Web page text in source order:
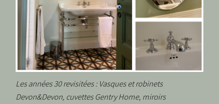
Les années 30 revisitées : Vasques et robinets
Devon&Devon, cuvettes Gentry Home, miroirs